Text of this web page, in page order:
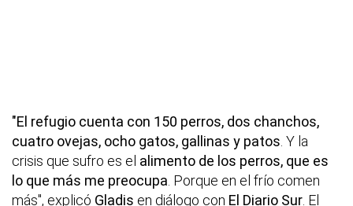
"El refugio cuenta con 150 perros, dos chanchos,
cuatro ovejas, ocho gatos, gallinas y patos. Y la
crisis que sufro es el alimento de los perros, que es
lo que más me preocupa. Porque en el frío comen
más", explicó Gladis en diálogo con El Diario Sur. El